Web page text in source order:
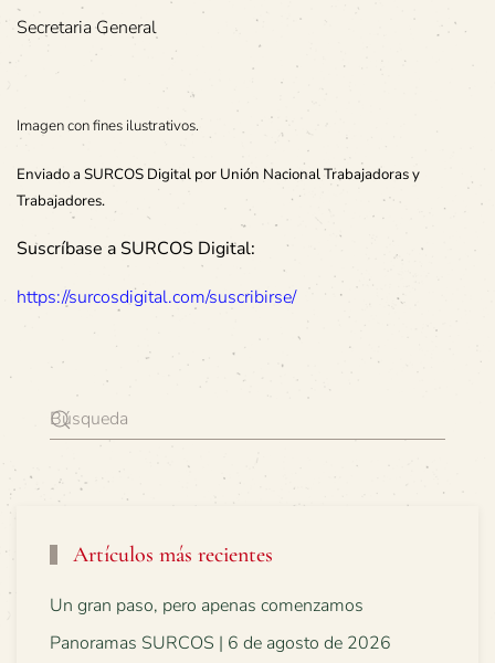
Secretaria General
Imagen con fines ilustrativos.
Enviado a SURCOS Digital por Unión Nacional Trabajadoras y
Trabajadores.
Suscríbase a SURCOS Digital:
https://surcosdigital.com/suscribirse/
Artículos más recientes
Un gran paso, pero apenas comenzamos
Panoramas SURCOS | 6 de agosto de 2026